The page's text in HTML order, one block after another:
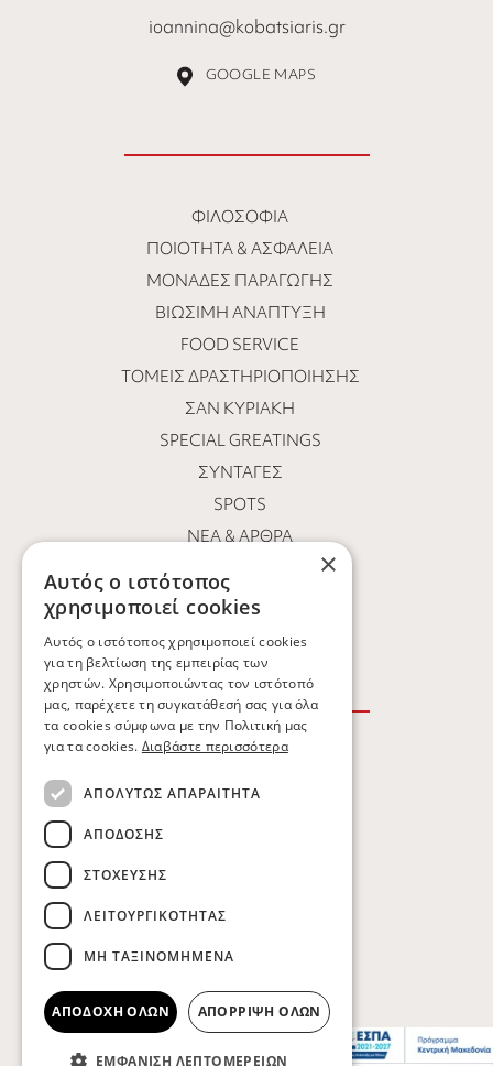
ioannina@kobatsiaris.gr
GOOGLE MAPS
ΦΙΛΟΣΟΦΊΑ
ΠΟΙΌΤΗΤΑ & ΑΣΦΆΛΕΙΑ
ΜΟΝΆΔΕΣ ΠΑΡΑΓΩΓΉΣ
ΒΙΏΣΙΜΗ ΑΝΆΠΤΥΞΗ
FOOD SERVICE
ΤΟΜΕΊΣ ΔΡΑΣΤΗΡΙΟΠΟΊΗΣΗΣ
ΣΑΝ ΚΥΡΙΑΚΉ
SPECIAL GREATINGS
ΣΥΝΤΑΓΈΣ
SPOTS
ΝΕΑ & ΑΡΘΡΑ
ΟΙ ΆΝΘΡΩΠΟΙ ΜΑΣ
ΕΥΚΑΙΡΊΕΣ ΚΑΡΙΈΡΑΣ
ΕΠΙΚΟΙΝΩΝΙΑ
ΠΟΛΙΤΙΚΗ ΑΠΟΡΡΗΤΟΥ
ΠΟΛΙΤΙΚΗ COOKIES
Copyright © Kobatsiaris 2026
×
Αυτός ο ιστότοπος
χρησιμοποιεί cookies
Αυτός ο ιστότοπος χρησιμοποιεί cookies
για τη βελτίωση της εμπειρίας των
χρηστών. Χρησιμοποιώντας τον ιστότοπό
μας, παρέχετε τη συγκατάθεσή σας για όλα
τα cookies σύμφωνα με την Πολιτική μας
για τα cookies. Διαβάστε περισσότερα
ΑΠΟΛΎΤΩΣ ΑΠΑΡΑΊΤΗΤΑ
ΑΠΌΔΟΣΗΣ
ΣΤΌΧΕΥΣΗΣ
ΛΕΙΤΟΥΡΓΙΚΌΤΗΤΑΣ
ΜΗ ΤΑΞΙΝΟΜΗΜΈΝΑ
ΑΠΟΔΟΧΉ ΌΛΩΝ ΑΠΌΡΡΙΨΗ ΌΛΩΝ
ΕΜΦΆΝΙΣΗ ΛΕΠΤΟΜΕΡΕΙΏΝ